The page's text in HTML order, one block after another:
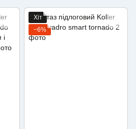
Хіт
−6%